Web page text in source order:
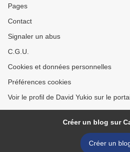
Pages
Contact
Signaler un abus
C.G.U.
Cookies et données personnelles
Préférences cookies
Voir le profil de David Yukio sur le
Créer un blog sur
Créer un